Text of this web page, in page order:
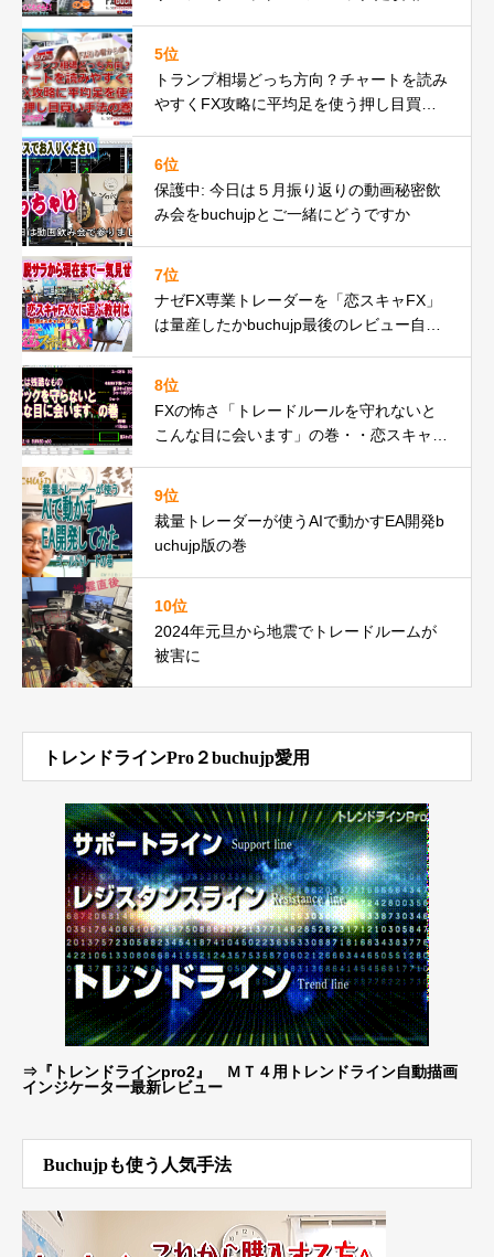
5位
トランプ相場どっち方向？チャートを読み
やすくFX攻略に平均足を使う押し目買い
6位
保護中: 今日は５月振り返りの動画秘密飲
み会をbuchujpとご一緒にどうですか
7位
ナゼFX専業トレーダーを「恋スキャFX」
は量産したかbuchujp最後のレビュー自分
8位
FXの怖さ「トレードルールを守れないと
こんな目に会います」の巻・・恋スキャF
9位
裁量トレーダーが使うAIで動かすEA開発b
uchujp版の巻
10位
2024年元旦から地震でトレードルームが
被害に
トレンドラインPro２buchujp愛用
⇒ 『トレンドラインpro2』 ＭＴ４用トレンドライン自動描画
インジケーター最新レビュー
Buchujpも使う人気手法